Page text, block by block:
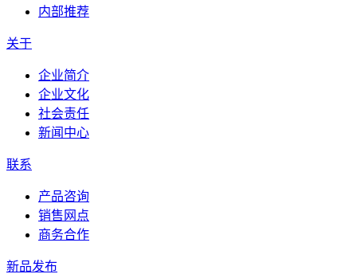
内部推荐
关于
企业简介
企业文化
社会责任
新闻中心
联系
产品咨询
销售网点
商务合作
新品发布